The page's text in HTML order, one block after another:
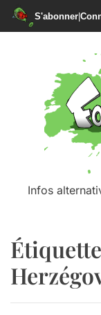
S'abonner|
Infos